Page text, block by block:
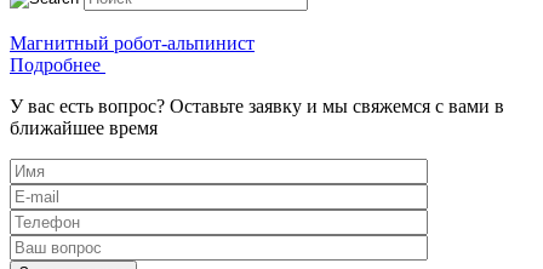
Магнитный робот-альпинист
Подробнее
У вас есть вопрос? Оставьте заявку и мы свяжемся с вами в
ближайшее время